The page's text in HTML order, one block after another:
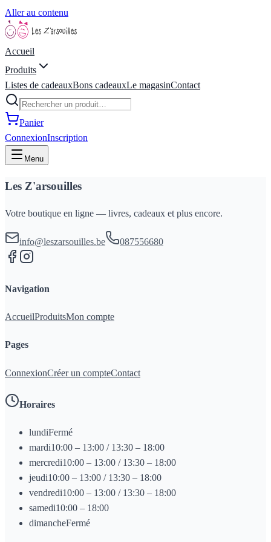
Aller au contenu
Accueil
Produits
Listes de cadeauxBons cadeauxLe magasinContact
Panier
ConnexionInscription
Menu
Les Z'arsouilles
Votre boutique en ligne — livres, cadeaux et plus encore.
info@leszarsouilles.be 087556680
Navigation
AccueilProduitsMon compte
Pages
ConnexionCréer un compteContact
Horaires
lundiFermé
mardi10:00 – 13:00 / 13:30 – 18:00
mercredi10:00 – 13:00 / 13:30 – 18:00
jeudi10:00 – 13:00 / 13:30 – 18:00
vendredi10:00 – 13:00 / 13:30 – 18:00
samedi10:00 – 18:00
dimancheFermé